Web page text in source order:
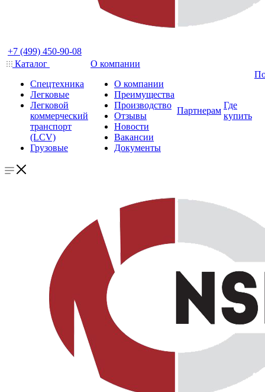
+7 (499) 450-90-08
Каталог
Спецтехника
Легковые
Легковой
коммерческий
транспорт
(LCV)
Грузовые
О компании
О компании
Преимущества
Производство
Отзывы
Новости
Вакансии
Документы
Партнерам
Где
купить